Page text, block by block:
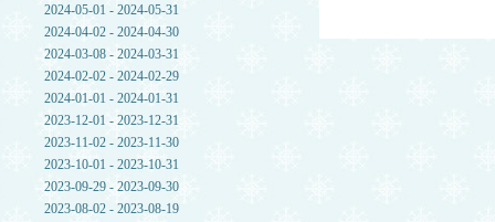
2024-05-01 - 2024-05-31
2024-04-02 - 2024-04-30
2024-03-08 - 2024-03-31
2024-02-02 - 2024-02-29
2024-01-01 - 2024-01-31
2023-12-01 - 2023-12-31
2023-11-02 - 2023-11-30
2023-10-01 - 2023-10-31
2023-09-29 - 2023-09-30
2023-08-02 - 2023-08-19